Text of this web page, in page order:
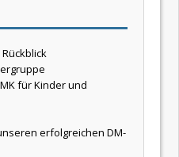
für Kinder und
erfolgreichen DM-